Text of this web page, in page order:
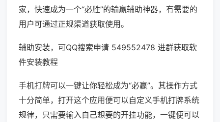
家，快速成为一个“必胜”的输赢辅助神器，有需要的
用户可通过正规渠道获取使用。
辅助安装，可QQ搜索申请 549552478 进群获取软
件安装教程
手机打牌可以一键让你轻松成为“必赢”。其操作方式
十分简单，打开这个应用便可以自定义手机打牌系统
规律，只需要输入自己想要的开挂功能，一键便可以